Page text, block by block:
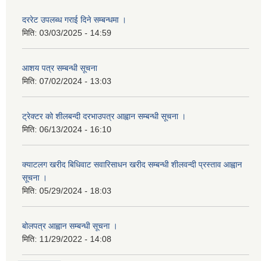
दररेट उपलब्ध गराई दिने सम्बन्धमा ।
मिति: 03/03/2025 - 14:59
आशय पत्र सम्बन्धी सूचना
मिति: 07/02/2024 - 13:03
ट्रेक्टर को शीलबन्दी दरभाउपत्र आह्वान सम्बन्धी सूचना ।
मिति: 06/13/2024 - 16:10
क्याटलग खरीद बिधिवाट सवारिसाधन खरीद सम्बन्धी शीलवन्दी प्रस्ताव आह्वान
सूचना ।
मिति: 05/29/2024 - 18:03
बोलपत्र आह्वान सम्बन्धी सूचना ।
मिति: 11/29/2022 - 14:08